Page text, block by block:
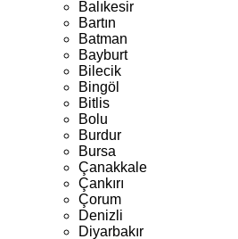
Balıkesir
Bartın
Batman
Bayburt
Bilecik
Bingöl
Bitlis
Bolu
Burdur
Bursa
Çanakkale
Çankırı
Çorum
Denizli
Diyarbakır